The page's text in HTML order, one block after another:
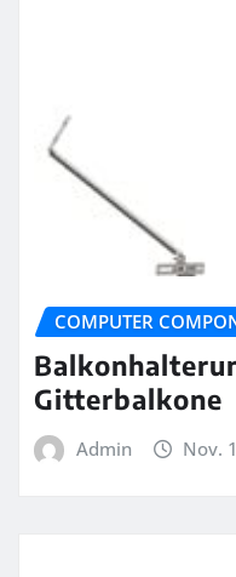
COMPUTER
Gitterbalkone
Admin Nov.